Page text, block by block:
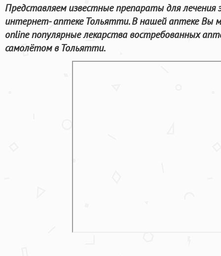
Представляем известные препараты для лечения
интернет- аптеке Тольятти. В нашей аптеке Вы
online популярные лекарства востребованных
самолётом в Тольятти.